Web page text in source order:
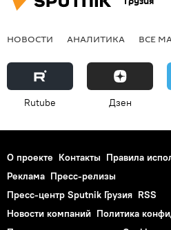
НОВОСТИ АНАЛИТИКА ВСЕ
Rutube Дзен
О проекте Контакты Правила
Реклама Пресс-релизы
Пресс-центр Sputnik Грузия RSS
Новости компаний Политика